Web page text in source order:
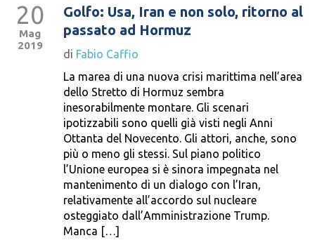
20
Mag
2019
Golfo: Usa, Iran e non solo, ritorno al
passato ad Hormuz
di Fabio Caffio
La marea di una nuova crisi marittima nell’area
dello Stretto di Hormuz sembra
inesorabilmente montare. Gli scenari
ipotizzabili sono quelli già visti negli Anni
Ottanta del Novecento. Gli attori, anche, sono
più o meno gli stessi. Sul piano politico
l’Unione europea si è sinora impegnata nel
mantenimento di un dialogo con l’Iran,
relativamente all’accordo sul nucleare
osteggiato dall’Amministrazione Trump.
Manca […]